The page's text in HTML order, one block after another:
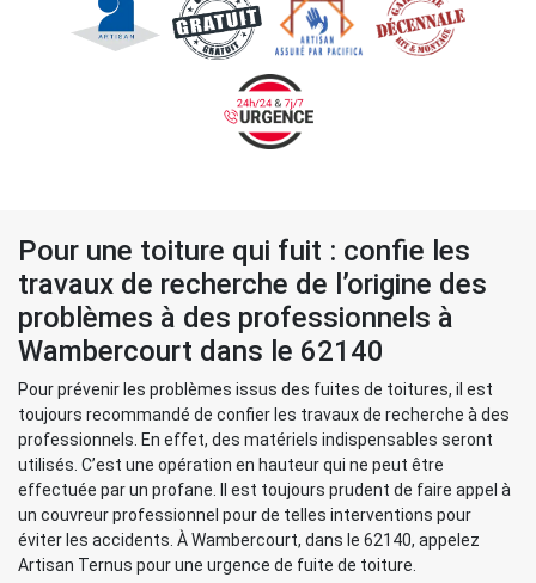
Pour une toiture qui fuit : confie les
travaux de recherche de l’origine des
problèmes à des professionnels à
Wambercourt dans le 62140
Pour prévenir les problèmes issus des fuites de toitures, il est
toujours recommandé de confier les travaux de recherche à des
professionnels. En effet, des matériels indispensables seront
utilisés. C’est une opération en hauteur qui ne peut être
effectuée par un profane. Il est toujours prudent de faire appel à
un couvreur professionnel pour de telles interventions pour
éviter les accidents. À Wambercourt, dans le 62140, appelez
Artisan Ternus pour une urgence de fuite de toiture.